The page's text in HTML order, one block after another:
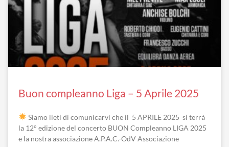
Buon compleanno Liga – 5 Aprile 2025
Siamo lieti di comunicarvi che il 5 APRILE 2025 si terrà
la 12° edizione del concerto BUON Compleanno LIGA 2025
e la nostra associazione A.P.A.C.-OdV Associazione